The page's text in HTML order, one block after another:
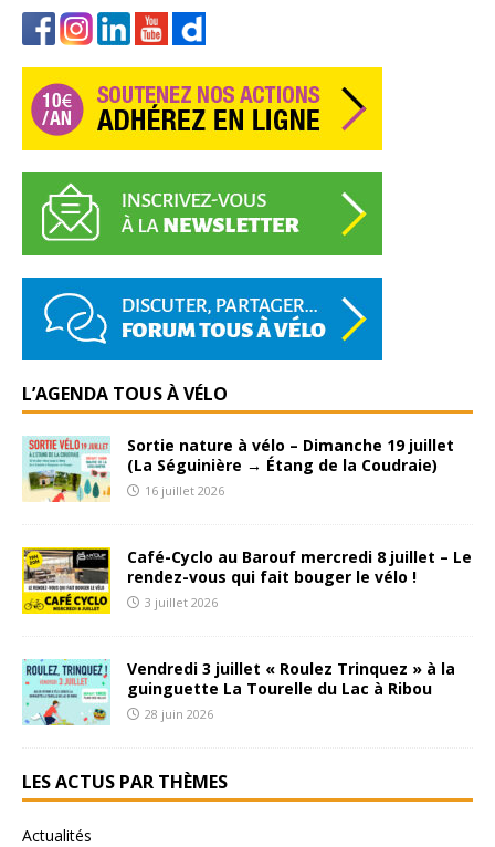
L’AGENDA TOUS À VÉLO
Sortie nature à vélo – Dimanche 19 juillet
(La Séguinière → Étang de la Coudraie)
16 juillet 2026
Café-Cyclo au Barouf mercredi 8 juillet – Le
rendez-vous qui fait bouger le vélo !
3 juillet 2026
Vendredi 3 juillet « Roulez Trinquez » à la
guinguette La Tourelle du Lac à Ribou
28 juin 2026
LES ACTUS PAR THÈMES
Actualités